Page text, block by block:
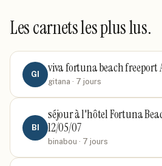
Les carnets les plus lus.
GI viva fortuna beach freeport
gitana · 7 jours
BI
séjour à l'hôtel Fortuna
12/05/07
binabou · 7 jours